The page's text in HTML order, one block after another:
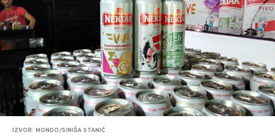
IZVOR: MONDO/SINIŠA STANIĆ